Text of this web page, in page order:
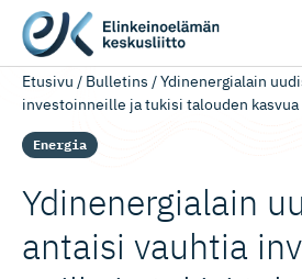
Etusivu / Bulletins /Ydinenergialain
investoinneille ja tukisi talouden kasvua
Energia
Ydinenergialain
antaisi vauhtia